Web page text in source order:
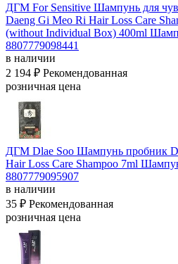
ДГМ For Sensitive Шампунь для
Daeng Gi Meo Ri Hair Loss Care
(without Individual Box) 400ml
8807779098441
в наличии
2 194 ₽ Рекомендованная
розничная цена
ДГМ Dlae Soo Шампунь пробник
Hair Loss Care Shampoo 7ml
8807779095907
в наличии
35 ₽ Рекомендованная
розничная цена